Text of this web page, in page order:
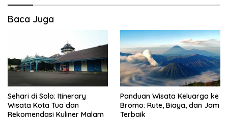
Baca Juga
Sehari di Solo: Itinerary
Wisata Kota Tua dan
Rekomendasi Kuliner Malam
Panduan Wisata Keluarga ke
Bromo: Rute, Biaya, dan Jam
Terbaik